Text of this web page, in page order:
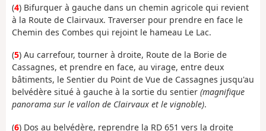
(4) Bifurquer à gauche dans un chemin agricole qui revient
à la Route de Clairvaux. Traverser pour prendre en face le
Chemin des Combes qui rejoint le hameau Le Lac.
(5) Au carrefour, tourner à droite, Route de la Borie de
Cassagnes, et prendre en face, au virage, entre deux
bâtiments, le Sentier du Point de Vue de Cassagnes jusqu'au
belvédère situé à gauche à la sortie du sentier (magnifique
panorama sur le vallon de Clairvaux et le vignoble).
(6) Dos au belvédère, reprendre la RD 651 vers la droite